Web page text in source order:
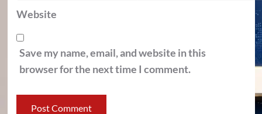
Website
Save my name, email, and website in this
browser for the next time I comment.